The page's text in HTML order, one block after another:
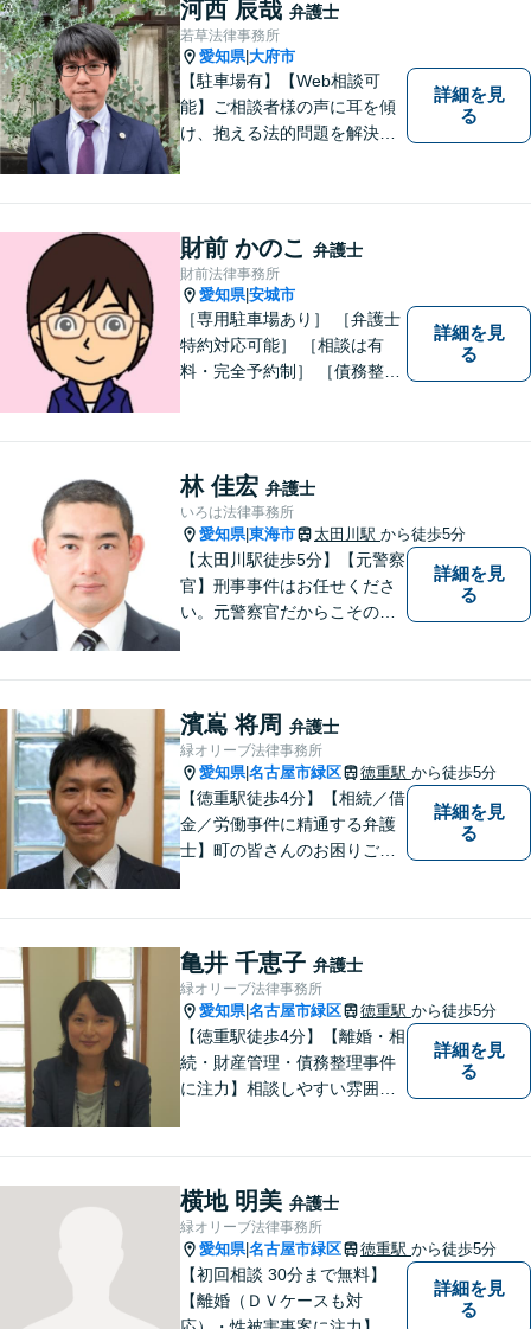
河西 辰哉 弁護士
若草法律事務所
愛知県|大府市
【駐車場有】【Web相談可
能】ご相談者様の声に耳を傾
け、抱える法的問題を解決す
て、明るい未来へと進みまし
ょう。 地域のみなさまからの
ご相談、お待ちしておりま
す。
詳細を見
る
財前 かのこ 弁護士
財前法律事務所
愛知県|安城市
［専用駐車場あり］ ［弁護士
特約対応可能］ ［相談は有
料・完全予約制］ ［債務整理
りになる街の法律家を目指し
ています。 暮らしのトラブ
ル、まずはご相談ください。
詳細を見
る
林 佳宏 弁護士
いろは法律事務所
愛知県|東海市 太田川駅 から徒歩5分
【太田川駅徒歩5分】【元警察
官】刑事事件はお任せくださ
い。元警察官だからこその視
ることはございません。元警
察官の経験を活かした交通事
故事案対応もいたします。
詳細を見
る
濱嶌 将周 弁護士
緑オリーブ法律事務所
愛知県|名古屋市緑区 徳重駅 から徒歩5分
【徳重駅徒歩4分】【相続／借
金／労働事件に精通する弁護
士】町の皆さんのお困りごと
バー等の情報問題にも意欲高
く取り組みます。お困りごと
があれば。お気軽にご相談く
ださい。
詳細を見
る
亀井 千恵子 弁護士
緑オリーブ法律事務所
愛知県|名古屋市緑区 徳重駅 から徒歩5分
【徳重駅徒歩4分】【離婚・相
続・財産管理・債務整理事件
に注力】相談しやすい雰囲気
詳細を見
る
横地 明美 弁護士
緑オリーブ法律事務所
愛知県|名古屋市緑区 徳重駅 から徒歩5分
【初回相談 30分まで無料】
【離婚（ＤＶケースも対
詳細を見
る